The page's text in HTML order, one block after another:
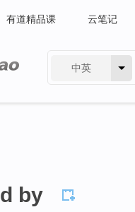
有道精品课 云笔记
中英
by